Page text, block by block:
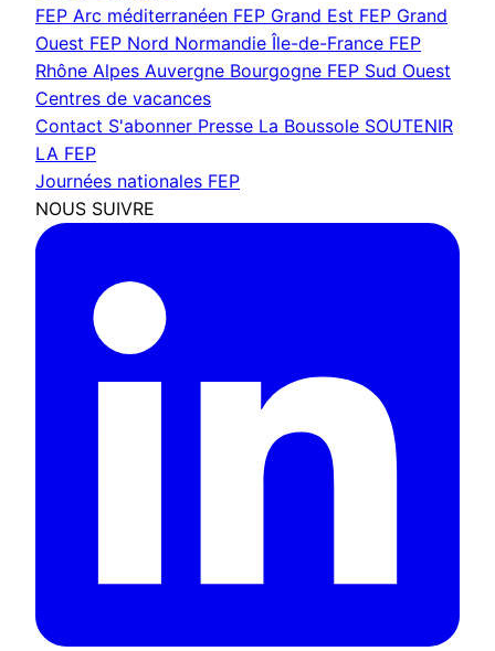
FEP Arc méditerranéen FEP Grand Est FEP Grand
Ouest FEP Nord Normandie Île-de-France FEP
Rhône Alpes Auvergne Bourgogne FEP Sud Ouest
Centres de vacances
Contact S'abonner Presse La Boussole SOUTENIR
LA FEP
Journées nationales FEP
NOUS SUIVRE